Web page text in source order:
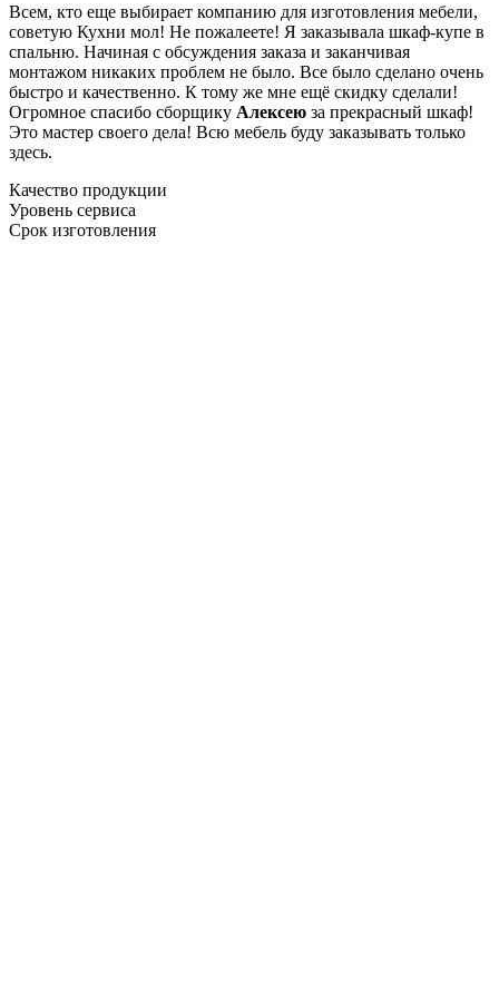
Всем, кто еще выбирает компанию для изготовления мебели,
советую Кухни мол! Не пожалеете! Я заказывала шкаф-купе в
спальню. Начиная с обсуждения заказа и заканчивая
монтажом никаких проблем не было. Все было сделано очень
быстро и качественно. К тому же мне ещё скидку сделали!
Огромное спасибо сборщику Алексею за прекрасный шкаф!
Это мастер своего дела! Всю мебель буду заказывать только
здесь.
Качество продукции
Уровень сервиса
Срок изготовления